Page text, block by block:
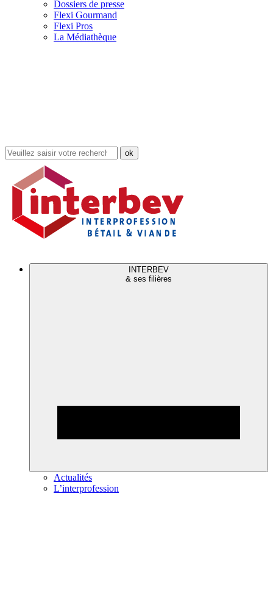
Dossiers de presse
Flexi Gourmand
Flexi Pros
La Médiathèque
Rechercher
dans
site
INTERBEV
& ses filières
Actualités
L’interprofession